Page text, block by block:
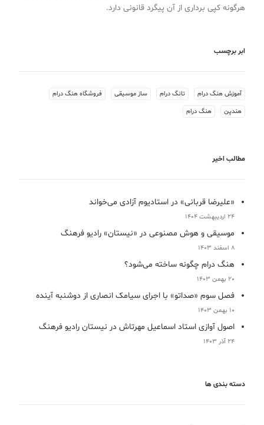
هرگونه کپی برداری از آن پیگرد قانونی دارد.
ابر برچسب
آموزش هنگ درام تانگ درام ساز موسیقی
فروشگاه هنگ درام
هندپن
هنگ درام
مطالب اخیر
«علیرضا قربانی» در استادیوم آزادی می‌خواند
24 اردیبهشت 1404
موسیقی و هوش مصنوعی در «نیستان» رادیو فرهنگ
8 اسفند 1403
هنگ درام چگونه ساخته می‌شود؟
20 بهمن 1403
فصل سوم «صداتو» با اجرای سیامک انصاری از دوشنبه آینده
10 بهمن 1403
اصول آوازی استاد اسماعیل مهرتاش در نیستان رادیو فرهنگ
24 آذر 1403
دسته بندی ها